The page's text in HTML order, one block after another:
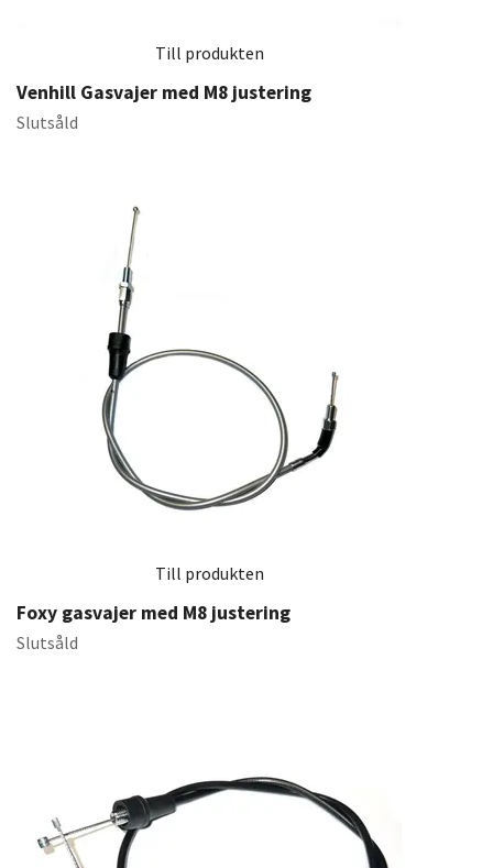
Till produkten
Venhill Gasvajer med M8 justering
Slutsåld
Till produkten
Foxy gasvajer med M8 justering
Slutsåld